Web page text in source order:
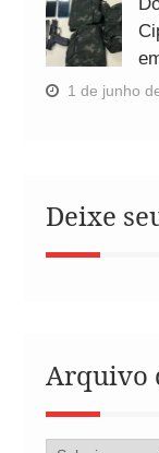
1 de junho
Deixe
Arquivo